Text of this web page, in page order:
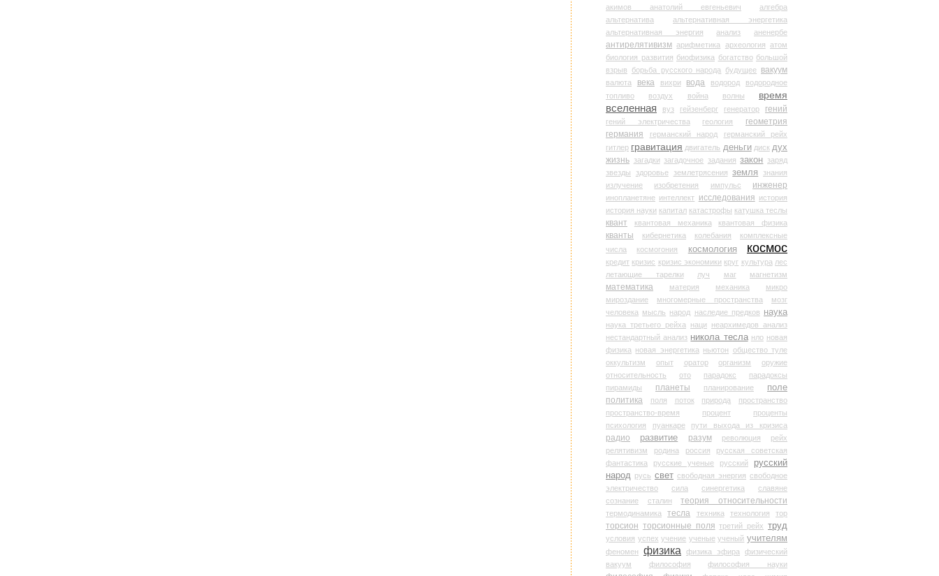
акимов анатолий евгеньевич
алгебра
альтернатива
альтернативная энергетика
альтернативная энергия
анализ аненербе
антирелятивизм арифметика археология атом
биология развития биофизика богатство большой
взрыв
борьба русского народа будущее вакуум
валюта века вихри вода водород
водородное
топливо
воздух война волны
время
вселенная
вуз гейзенберг генератор гений
гений электричества геология
геометрия
германия
германский народ
германский рейх
гитлер гравитация двигатель деньги диск дух
жизнь загадки загадочное задания закон заряд
звезды
здоровье землетрясения земля
знания
излучение
изобретения импульс инженер
инопланетяне интеллект исследования история
история науки капитал катастрофы катушка теслы
квант квантовая механика квантовая физика
кванты кибернетика колебания
комплексные
числа
космогония космология космос
кредит кризис кризис экономики круг культура лес
летающие тарелки
луч маг магнетизм
математика материя механика
микро
мироздание
многомерные пространства
мозг
человека мысль народ наследие предков наука
наука третьего рейха наци
неархимедов анализ
нестандартный анализ никола тесла нло новая
физика новая энергетика ньютон общество туле
оккультизм
опыт оратор организм
оружие
относительность
ото парадокс
парадоксы
пирамиды
планеты планирование
поле
политика
поля поток природа
пространство
пространство-время
процент
проценты
психология
пуанкаре пути выхода из кризиса
радио развитие разум революция
рейх
релятивизм
родина россия
русская советская
фантастика
русские ученые русский
русский
народ русь свет свободная энергия свободное
электричество
сила синергетика
славяне
сознание
сталин теория относительности
термодинамика тесла техника технология тор
торсион торсионные поля третий рейх труд
условия успех учение ученые ученый учителям
феномен физика физика эфира
физический
вакуум
философия философия науки